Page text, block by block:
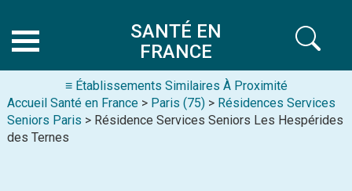
SANTÉ EN
FRANCE
≡ Établissements Similaires À Proximité
Accueil Santé en France > Paris (75) > Résidences Services
Seniors Paris > Résidence Services Seniors Les Hespérides
des Ternes